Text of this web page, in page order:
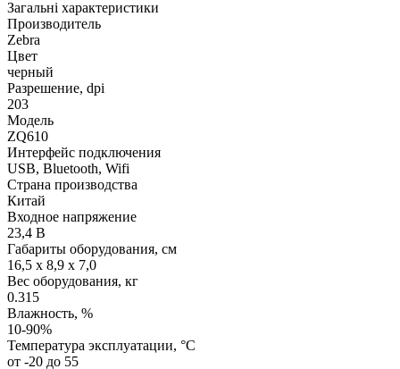
Загальні характеристики
Производитель
Zebra
Цвет
черный
Разрешение, dpi
203
Модель
ZQ610
Интерфейс подключения
USB, Bluetooth, Wifi
Страна производства
Китай
Входное напряжение
23,4 В
Габариты оборудования, см
16,5 x 8,9 x 7,0
Вес оборудования, кг
0.315
Влажность, %
10-90%
Температура эксплуатации, °C
от -20 до 55